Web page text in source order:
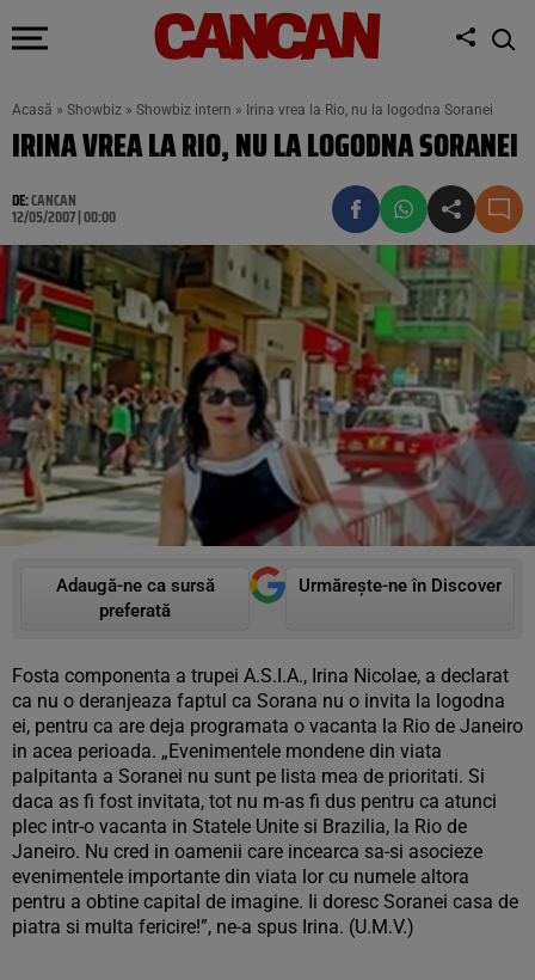
Acasă » Showbiz » Showbiz intern » Irina vrea la Rio, nu la logodna Soranei
IRINA VREA LA RIO, NU LA LOGODNA SORANEI
DE:CANCAN
12/05/2007 | 00:00
Adaugă-ne ca sursă
preferată
Urmărește-ne în Discover
Fosta componenta a trupei A.S.I.A., Irina Nicolae, a declarat
ca nu o deranjeaza faptul ca Sorana nu o invita la logodna
ei, pentru ca are deja programata o vacanta la Rio de Janeiro
in acea perioada. „Evenimentele mondene din viata
palpitanta a Soranei nu sunt pe lista mea de prioritati. Si
daca as fi fost invitata, tot nu m-as fi dus pentru ca atunci
plec intr-o vacanta in Statele Unite si Brazilia, la Rio de
Janeiro. Nu cred in oamenii care incearca sa-si asocieze
evenimentele importante din viata lor cu numele altora
pentru a obtine capital de imagine. Ii doresc Soranei casa de
piatra si multa fericire!”, ne-a spus Irina. (U.M.V.)